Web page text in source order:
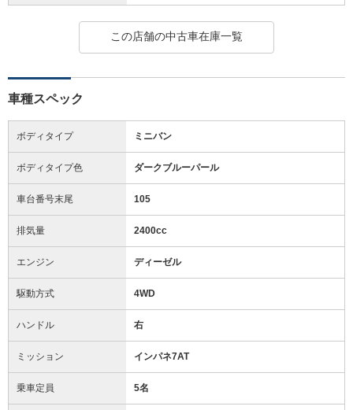
この店舗の中古車在庫一覧
車種スペック
ボディタイプ ミニバン
ボディタイプ色 ダークブルーパール
車台番号末尾 105
排気量 2400cc
エンジン ディーゼル
駆動方式 4WD
ハンドル 右
ミッション インパネ7AT
乗車定員 5名